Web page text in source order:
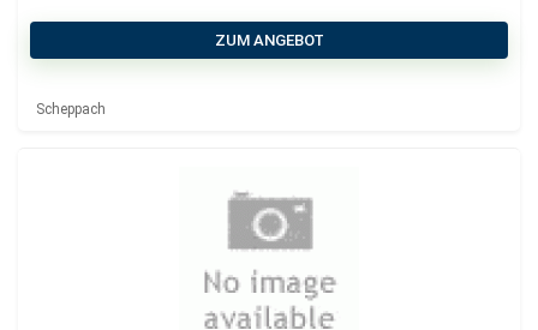
ZUM ANGEBOT
Scheppach